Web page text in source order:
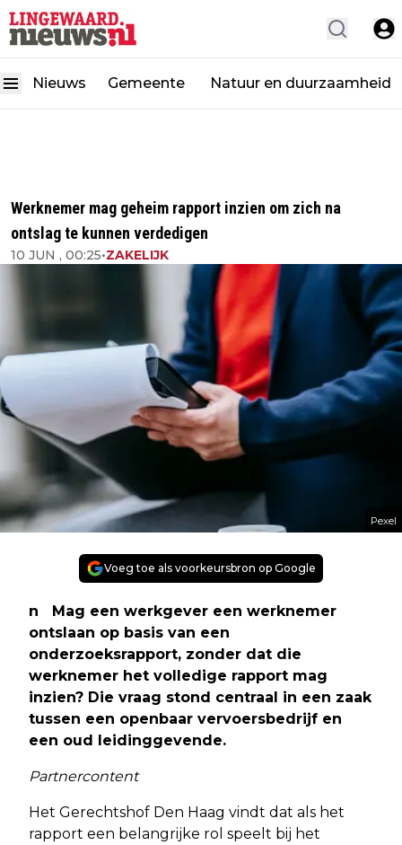
Nieuws Gemeente Natuur en duurzaamheid
Werknemer mag geheim rapport inzien om zich na
ontslag te kunnen verdedigen
10 JUN , 00:25•ZAKELIJK
Pexel
Voeg toe als voorkeursbron op Google
n Mag een werkgever een werknemer
ontslaan op basis van een
onderzoeksrapport, zonder dat die
werknemer het volledige rapport mag
inzien? Die vraag stond centraal in een zaak
tussen een openbaar vervoersbedrijf en
een oud leidinggevende.
Partnercontent
Het Gerechtshof Den Haag vindt dat als het
rapport een belangrijke rol speelt bij het